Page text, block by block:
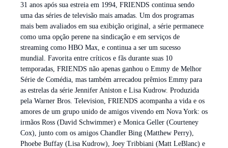
31 anos após sua estreia em 1994, FRIENDS continua sendo
uma das séries de televisão mais amadas. Um dos programas
mais bem avaliados em sua exibição original, a série permanece
como uma opção perene na sindicação e em serviços de
streaming como HBO Max, e continua a ser um sucesso
mundial. Favorita entre críticos e fãs durante suas 10
temporadas, FRIENDS não apenas ganhou o Emmy de Melhor
Série de Comédia, mas também arrecadou prêmios Emmy para
as estrelas da série Jennifer Aniston e Lisa Kudrow. Produzida
pela Warner Bros. Television, FRIENDS acompanha a vida e os
amores de um grupo unido de amigos vivendo em Nova York: os
irmãos Ross (David Schwimmer) e Monica Geller (Courteney
Cox), junto com os amigos Chandler Bing (Matthew Perry),
Phoebe Buffay (Lisa Kudrow), Joey Tribbiani (Matt LeBlanc) e